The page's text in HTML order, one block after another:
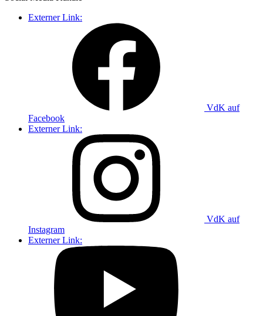
Externer Link:
VdK auf
Facebook
Externer Link:
VdK auf
Instagram
Externer Link: